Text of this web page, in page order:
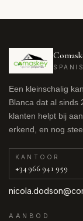
Een kleinschalig
Blanca dat al sinds
klanten helpt bij
erkend, en nog
KANTOOR
+34 966 941 959
AANBOD